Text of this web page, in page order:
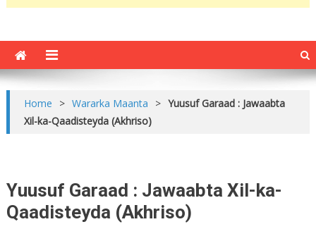
Home > Wararka Maanta > Yuusuf Garaad : Jawaabta
Xil-ka-Qaadisteyda (Akhriso)
Yuusuf Garaad : Jawaabta Xil-ka-
Qaadisteyda (Akhriso)